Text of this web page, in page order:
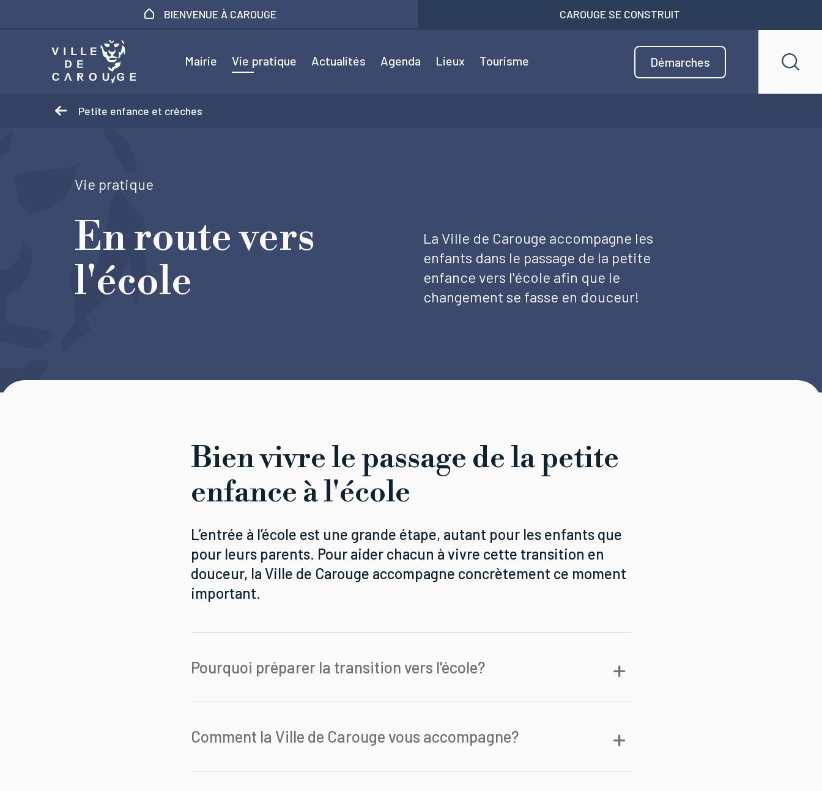
BIENVENUE À CAROUGE CAROUGE SE CONSTRUIT
Mairie Vie pratique Actualités Agenda Lieux Tourisme Démarches
Petite enfance et crèches
Vie pratique
En route vers
l'école
La Ville de Carouge accompagne les
enfants dans le passage de la petite
enfance vers l'école afin que le
changement se fasse en douceur!
Bien vivre le passage de la petite
enfance à l'école
L’entrée à l’école est une grande étape, autant pour les enfants que
pour leurs parents. Pour aider chacun à vivre cette transition en
douceur, la Ville de Carouge accompagne concrètement ce moment
important.
Pourquoi préparer la transition vers l'école?
Comment la Ville de Carouge vous accompagne?